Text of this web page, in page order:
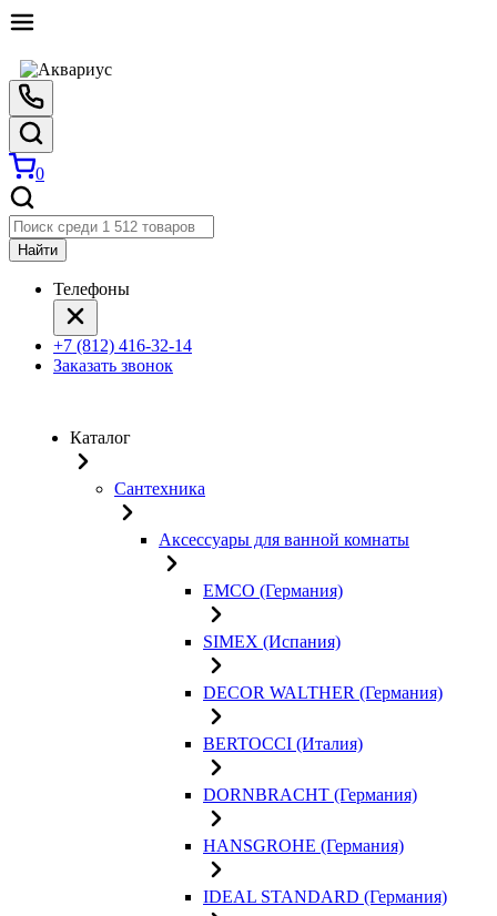
0
Найти
Телефоны
+7 (812) 416-32-14
Заказать звонок
Каталог
Сантехника
Аксессуары для ванной комнаты
EMCO (Германия)
SIMEX (Испания)
DECOR WALTHER (Германия)
BERTOCCI (Италия)
DORNBRACHT (Германия)
HANSGROHE (Германия)
IDEAL STANDARD (Германия)